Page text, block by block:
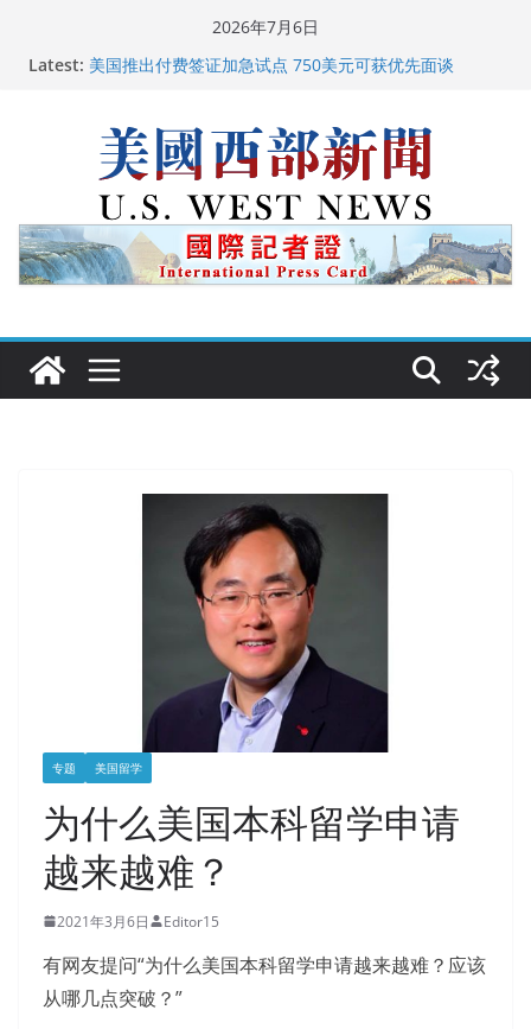
2026年7月6日
Latest: 美国推出付费签证加急试点 750美元可获优先面谈
美国最高法院维持“出生公民权” : 出生在美国就是美国
人！
中国驻美国大使谢锋邀请美国老教师罗纳德·萨科尔斯基
再次访华
广州市沉香协会会长周天明：让沉香有序走向世界
专题 美国留学
为什么美国本科留学申请
越来越难？
2021年3月6日 Editor15
有网友提问“为什么美国本科留学申请越来越难？应该
从哪几点突破？”